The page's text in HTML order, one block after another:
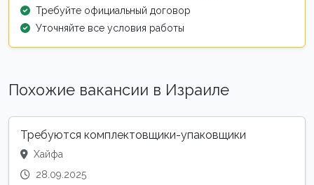
Требуйте официальный договор
Уточняйте все условия работы
Похожие вакансии в Израиле
Требуются комплектовщики-упаковщики
Хайфа
28.09.2025